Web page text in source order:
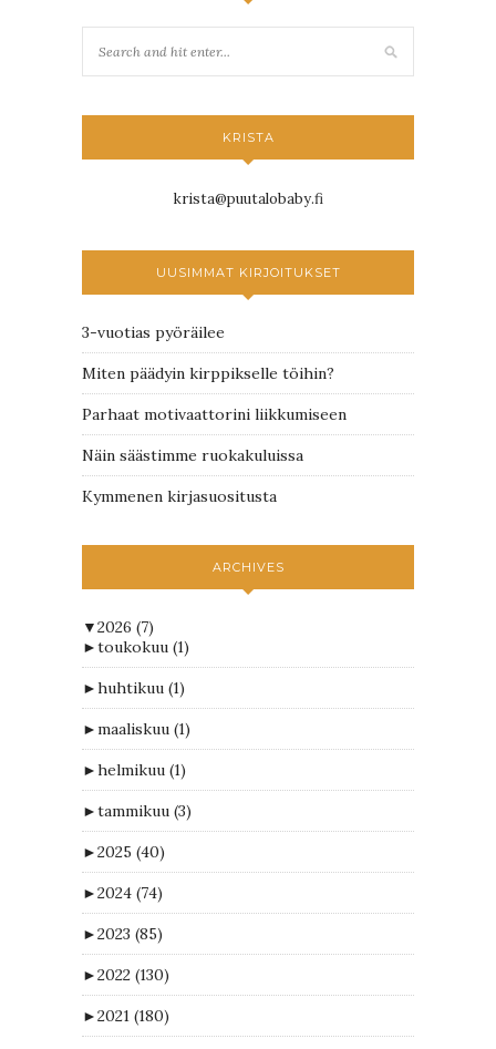
KRISTA
krista@puutalobaby.fi
UUSIMMAT KIRJOITUKSET
3-vuotias pyöräilee
Miten päädyin kirppikselle töihin?
Parhaat motivaattorini liikkumiseen
Näin säästimme ruokakuluissa
Kymmenen kirjasuositusta
ARCHIVES
▼2026 (7)
►toukokuu (1)
►huhtikuu (1)
►maaliskuu (1)
►helmikuu (1)
►tammikuu (3)
►2025 (40)
►2024 (74)
►2023 (85)
►2022 (130)
►2021 (180)